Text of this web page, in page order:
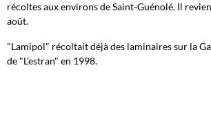
récoltes aux environs de Saint-Guénolé. Il
août.
"Lamipol" récoltait déjà des laminaires sur la
de "L'estran" en 1998.